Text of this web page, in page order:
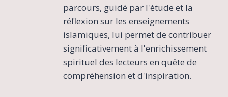
parcours, guidé par l'étude et la
réflexion sur les enseignements
islamiques, lui permet de contribuer
significativement à l'enrichissement
spirituel des lecteurs en quête de
compréhension et d'inspiration.